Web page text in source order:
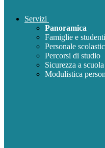
Servizi
Panoramica
Famiglie e studenti
Personale
Percorsi di studio
Sicurezza a scuola
Modulistica